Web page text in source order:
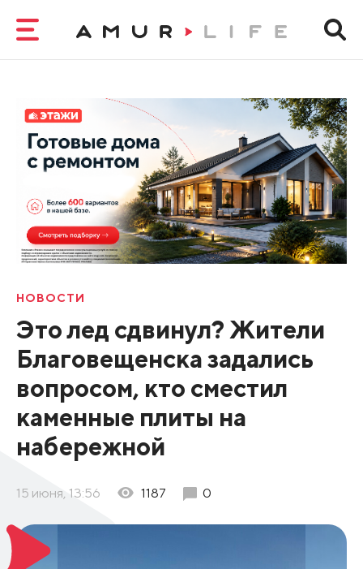
НОВОСТИ
Это лед сдвинул? Жители
Благовещенска задались
вопросом, кто сместил
каменные плиты на
набережной
15 июня, 13:56 1187 0